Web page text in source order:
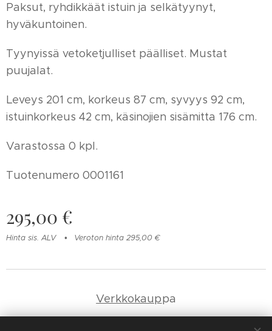
Paksut, ryhdikkäät istuin ja selkätyynyt,
hyväkuntoinen.
Tyynyissä vetoketjulliset päälliset. Mustat
puujalat.
Leveys 201 cm, korkeus 87 cm, syvyys 92 cm,
istuinkorkeus 42 cm, käsinojien sisämitta 176 cm.
Varastossa 0 kpl.
Tuotenumero 0001161
295,00 €
Hinta sis. ALV Veroton hinta 295,00 €
Verkkokauppa